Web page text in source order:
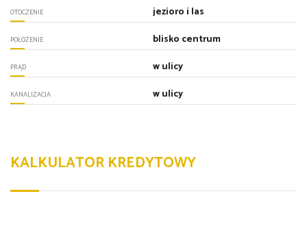
OTOCZENIE jezioro i las
POŁOŻENIE blisko centrum
PRĄD w ulicy
KANALIZACJA w ulicy
KALKULATOR KREDYTOWY